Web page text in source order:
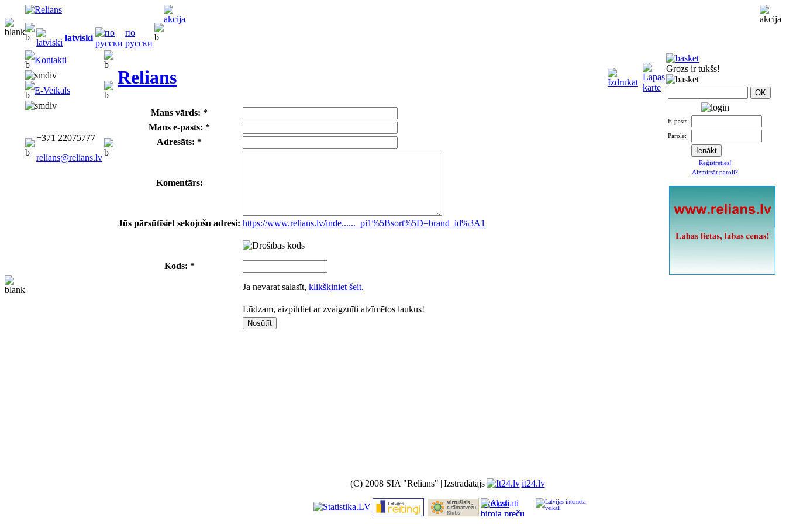
latviski
по
русски
Kontakti
E-Veikals
+371 22075777
relians@relians.lv
Relians
Mans vārds: *
Mans e-pasts: *
Adresāts: *
Komentārs:
Jūs pārsūtīsiet sekojošu adresi: https://www.relians.lv/inde......_pi1%5Bsort%5D=brand_id%3A1
Kods: *
Ja nevarat salasīt, klikšķiniet šeit.
Lūdzam, aizpildiet ar zvaigznīti atzīmētos laukus!
Grozs ir tukšs!
E-pasts:
Parole:
Reģistrēties!
Aizmirsāt paroli?
(C) 2008 SIA "Relians" | Izstrādātājs
it24.lv
Apskati
biroja preču